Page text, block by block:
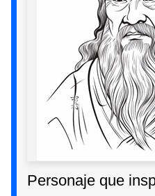
Personaje que